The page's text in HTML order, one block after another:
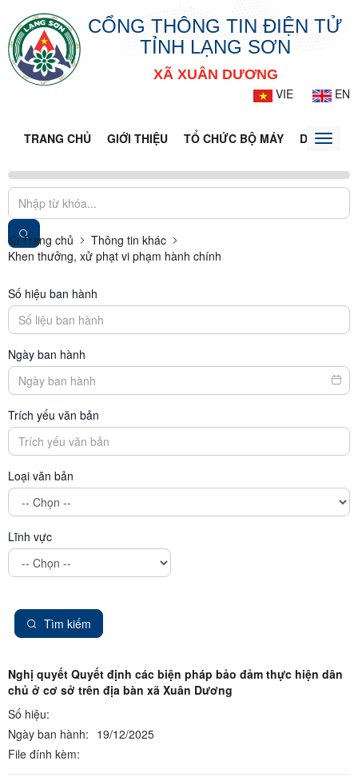
CỔNG THÔNG TIN ĐIỆN TỬ
TỈNH LẠNG SƠN
XÃ XUÂN DƯƠNG
VIE
EN
TRANG CHỦ GIỚI THIỆU TỔ CHỨC BỘ MÁY DOANH
Toggle
Trang chủ
Thông tin khác
Khen thưởng, xử phạt vi phạm hành chính
Số hiệu ban hành
Ngày ban hành
Trích yếu văn bản
Loại văn bản
Lĩnh vực
Tìm kiếm
Nghị quyết Quyết định các biện pháp bảo đảm thực hiện dân
chủ ở cơ sở trên địa bàn xã Xuân Dương
Số hiệu:
Ngày ban hành: 19/12/2025
File đính kèm: